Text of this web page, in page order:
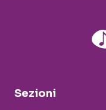
Sezioni